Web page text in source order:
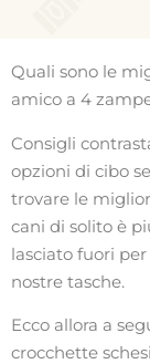
Quali sono le
amico a 4
Consigli
opzioni di cibo
trovare le
cani di solito è
lasciato fuori
nostre tasche.
Ecco allora a
crocchette